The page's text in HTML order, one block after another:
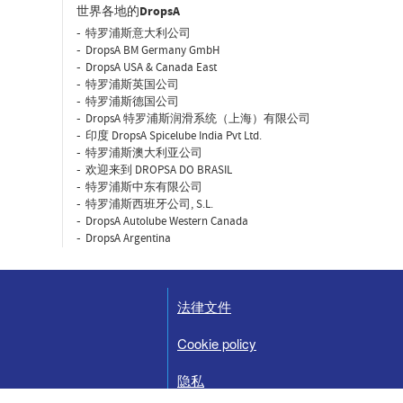
世界各地的DropsA
特罗浦斯意大利公司
DropsA BM Germany GmbH
DropsA USA & Canada East
特罗浦斯英国公司
特罗浦斯德国公司
DropsA 特罗浦斯润滑系统（上海）有限公司
印度 DropsA Spicelube India Pvt Ltd.
特罗浦斯澳大利亚公司
欢迎来到 DROPSA DO BRASIL
特罗浦斯中东有限公司
特罗浦斯西班牙公司, S.L.
DropsA Autolube Western Canada
DropsA Argentina
法律文件
Cookie policy
隐私